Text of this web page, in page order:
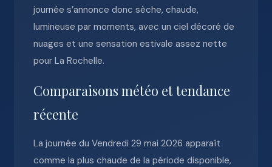
journée s’annonce donc sèche, chaude,
lumineuse par moments, avec un ciel décoré de
nuages et une sensation estivale assez nette
pour La Rochelle.
Comparaisons météo et tendance
récente
La journée du Vendredi 29 mai 2026 apparaît
comme la plus chaude de la période disponible,